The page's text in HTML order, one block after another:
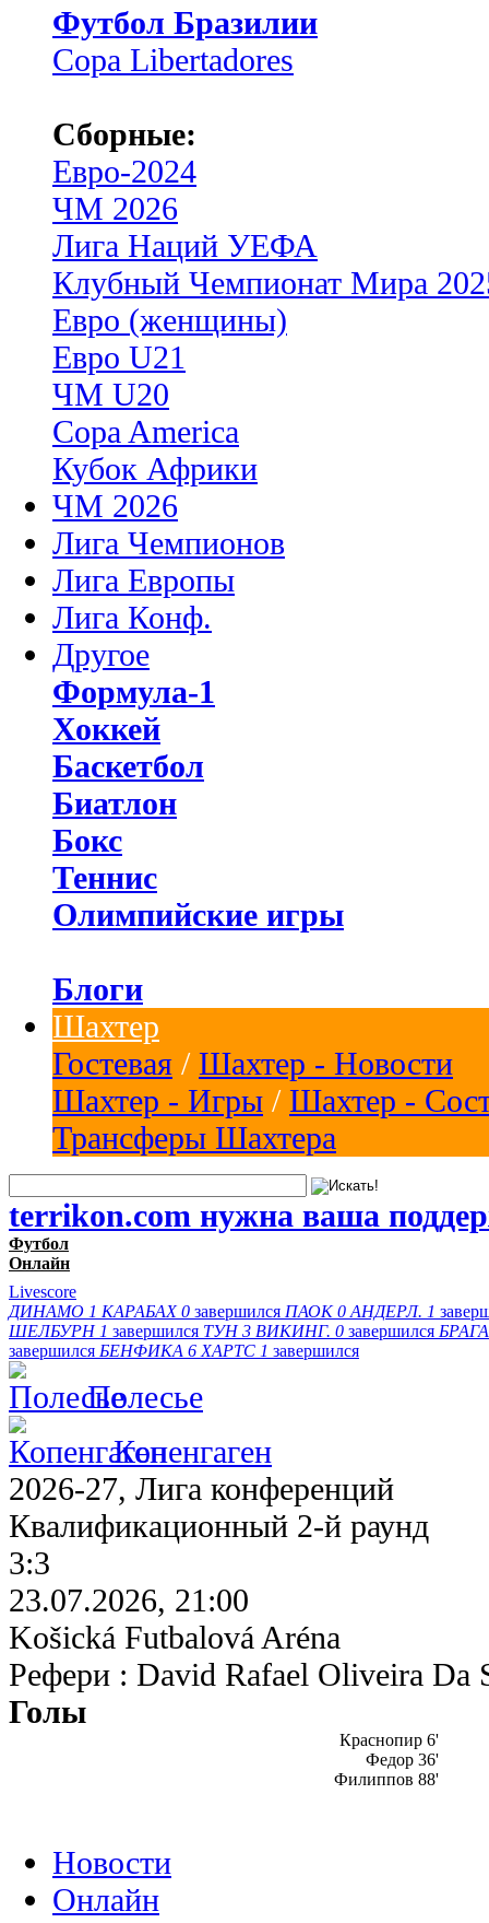
Футбол Бразилии
Copa Libertadores
Сборные:
Евро-2024
ЧМ 2026
Лига Наций УЕФА
Клубный Чемпионат Мира
Евро (женщины)
Евро U21
ЧМ U20
Copa America
Кубок Африки
ЧМ 2026
Лига Чемпионов
Лига Европы
Лига Конф.
Другое
Формула-1
Хоккей
Баскетбол
Биатлон
Бокс
Теннис
Олимпийские игры
Блоги
Шахтер
Гостевая / Шахтер - Новости
Шахтер - Игры / Шахтер -
Трансферы Шахтера
terrikon.com нужна ваша
Футбол
Онлайн
Livescore
ДИНАМО 1 КАРАБАХ 0 завершился ПАОК 0 АНДЕРЛ. 1
ШЕЛБУРН 1 завершился ТУН 3 ВИКИНГ. 0 завершился БРАГА
завершился БЕНФИКА 6 ХАРТС 1 завершился
Полесье
Копенгаген
2026-27, Лига конференций
Квалификационный 2-й раунд
3:3
23.07.2026, 21:00
Košická Futbalová Aréna
Рефери : David Rafael Oliveira Da
Голы
Краснопир 6'
Федор 36'
Филиппов 88'
Новости
Онлайн